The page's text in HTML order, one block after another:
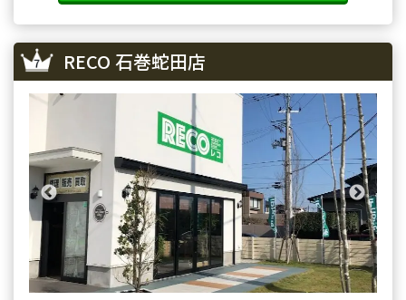
RECO 石巻蛇田店